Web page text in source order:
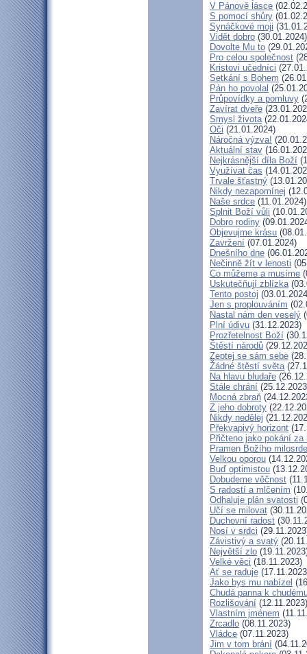
V Pánově lásce
S pomocí shůry
Synáčkové moji
Vidět dobro (30.01.2024)
Dovolte Mu to
Pro celou společnost
Kristovi učedníci
Setkání s Bohem
Pán ho povolal
Průpovídky a pomluvy
Zavírat dveře
Smysl života
Oči (21.01.2024)
Náročná výzva!
Aktuální stav
Nejkrásnější díla Boží
Využívat čas
Trvale šťastný
Nikdy nezapomínej
Naše srdce (11.01.2024)
Splnit Boží vůli
Dobro rodiny
Objevujme krásu
Zavržení (07.01.2024)
Dnešního dne
Nečinně žít v lenosti
Co můžeme a musíme
Uskutečňují zblízka
Tento postoj
Jen s proplouváním
Nastal nám den veselý
Plní údivu (31.12.2023)
Prozřetelnost Boží
Štěstí národů
Zeptej se sám sebe
Žádné štěstí světa
Na hlavu bludaře
Stále chrání
Mocná zbraň
Z jeho dobroty
Nikdy nedělej
Překvapivý horizont
Přičteno jako pokání za
Pramen Božího
Velkou oporou
Buď optimistou
Dobudeme věčnost
S radostí a mlčením
Odhaluje plán svatosti
Učí se milovat
Duchovní radost
Nosí v srdci
Závistivý a svatý
Největší zlo
Velké věci (18.11.2023)
Ať se raduje
Jako bys mu nabízel
Chudá panna k
Rozlišování (12.11.2023)
Vlastním jménem
Zrcadlo (08.11.2023)
Vládce (07.11.2023)
Jim v tom brání